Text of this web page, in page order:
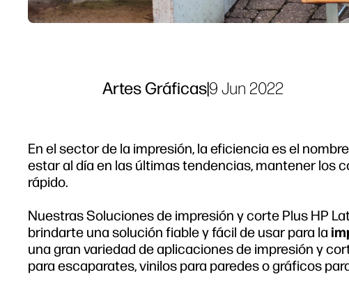
Artes Gráficas|9 Jun 2022
En el sector de la impresión, la eficiencia es el
estar al día en las últimas tendencias, mantener los
rápido.
Nuestras Soluciones de impresión y corte Plus HP
brindarte una solución fiable y fácil de usar para la
una gran variedad de aplicaciones de impresión y
para escaparates, vinilos para paredes o gráficos